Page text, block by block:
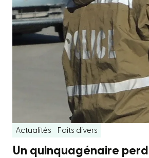
Actualités Faits divers
Un quinquagénaire